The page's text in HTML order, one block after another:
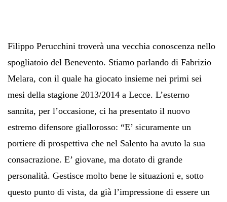
Filippo Perucchini troverà una vecchia conoscenza nello
spogliatoio del Benevento. Stiamo parlando di Fabrizio
Melara, con il quale ha giocato insieme nei primi sei
mesi della stagione 2013/2014 a Lecce. L’esterno
sannita, per l’occasione, ci ha presentato il nuovo
estremo difensore giallorosso: “E’ sicuramente un
portiere di prospettiva che nel Salento ha avuto la sua
consacrazione. E’ giovane, ma dotato di grande
personalità. Gestisce molto bene le situazioni e, sotto
questo punto di vista, da già l’impressione di essere un